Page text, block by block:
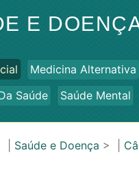
E
Medicina Alternativa
Saúde
Saúde Mental
Saúde e Doença > |